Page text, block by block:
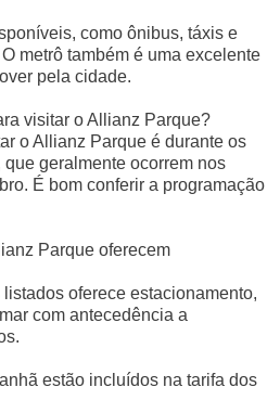
como ônibus, táxis e
metrô também é uma excelente
pela cidade.
visitar o Allianz Parque?
o Allianz Parque é durante os
geralmente ocorrem nos
É bom conferir a programação
Parque oferecem
oferece estacionamento,
com antecedência a
estão incluídos na tarifa dos